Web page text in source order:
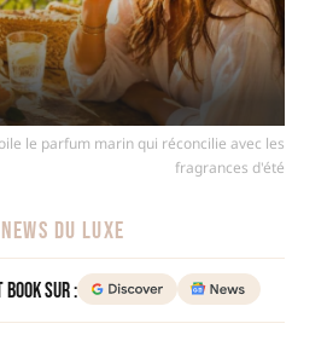
le parfum marin qui réconcilie avec les
fragrances d'été
NEWS DU LUXE
sur :